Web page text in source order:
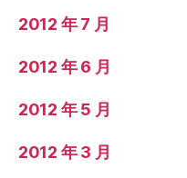
2012 年 7 月
2012 年 6 月
2012 年 5 月
2012 年 3 月